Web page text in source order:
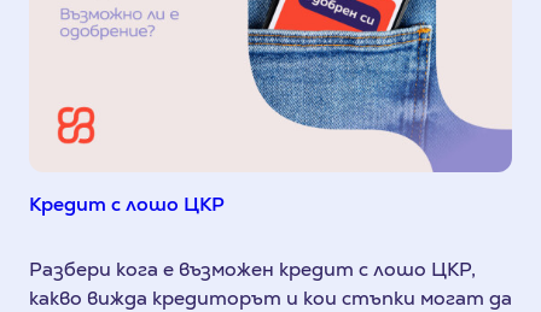
Кредит с лошо ЦКР
Разбери кога е възможен кредит с лошо ЦКР,
какво вижда кредиторът и кои стъпки могат да